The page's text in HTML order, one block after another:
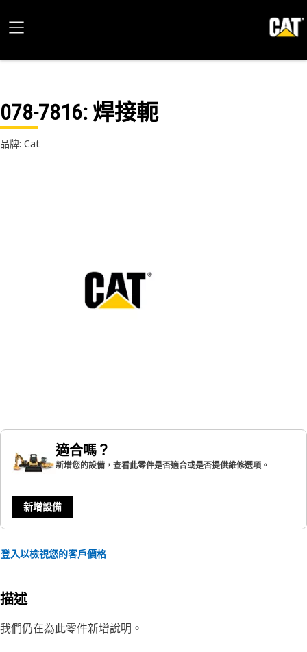
078-7816: 焊接軛
品牌: Cat
適合嗎？
新增您的設備，查看此零件是否適合或是否提供維修選項。
新增設備
登入以檢視您的客戶價格
描述
我們仍在為此零件新增說明。